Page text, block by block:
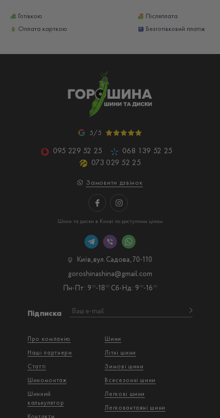
Готівкою
Післяплата
Оплата карткою
Безготівковий платіж
5/5
095 229 52 25
068 139 52 25
073 029 52 25
Замовити дзвінок
Шини та диски в Києві по доступним цінам
Про компанію
Наші партнери
Статті
Шиномонтаж
Шинний
калькулятор
Шини
Літні шини
Зимові шини
Всесезонні шини
Легкові шини
Легковантажнi шини
Підписка
Київ, вул. Садова, 70-110
Пн-Пт: 9 00-18 00 Сб-Нд: 9 00-16 00
goroshinashina@gmail.com